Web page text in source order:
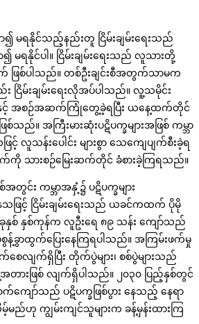
၍ မရနိုင်သည့်နည်းတူ ငြိမ်းချမ်းရေးသည်
ရနိုင်ပါ။ ငြိမ်းချမ်းရေးသည် လူသားတို့
ြစ်ပါသည်။ တစ်ဦးချင်းစီအတွက်သာမက
မ်းချမ်းရေးလိုအပ်ပါသည်။ လူ့သမိုင်း
းနှင့် အစဉ်အဆက်ကြုံတွေ့ခဲ့ရပြီး ယနေ့ထက်တိုင်
ည်။ အကြီးမားဆုံးပဋိပက္ခများအဖြစ် ကမ္ဘာ
ြင့် လူသန်းပေါင်း များစွာ သေကျေပျက်စီးခဲ့ရ
သားစဉ်မြေးဆက်တိုင် ခံစားခဲ့ကြရသည်။
ကမ္ဘာအနှံ့၌ ပဋိပက္ခများ
ဖြင့် ငြိမ်းချမ်းရေးသည် ယခင်ကထက် ပိုမို
နှစ် နှစ်ကုန်က လူဦးရေ ၈၉ သန်း ကျော်သည်
မ်စွန့်ခွာထွက်ပြေးနေကြရပါသည်။ အကြမ်းဖက်မှု
လျက်ရှိပြီး တိုက်ပွဲများ၊ စစ်ပွဲများသည်
ားဖြစ် လျက်ရှိပါသည်။ ၂၀၃၀ ပြည့်နှစ်တွင်
ျော်သည် ပဋိပက္ခဖြစ်ပွား နေသည့် နေရာ
မည်ဟု ကျွမ်းကျင်သူများက ခန့်မှန်းထားကြ